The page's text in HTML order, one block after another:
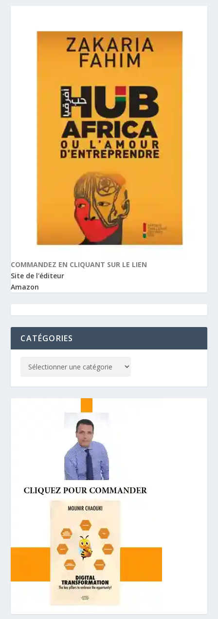
COMMANDEZ EN CLIQUANT SUR LE LIEN
Site de l'éditeur
Amazon
CATÉGORIES